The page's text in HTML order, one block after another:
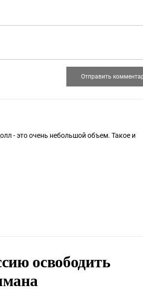
- это очень небольшой объем. Такое и
освободить